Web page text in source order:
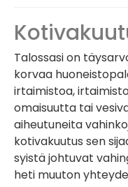
Talossasi on
korvaa
irtaimistoa,
omaisuutta tai
aiheutuneita
kotivakuutus sen
syistä johtuvat
heti muuton